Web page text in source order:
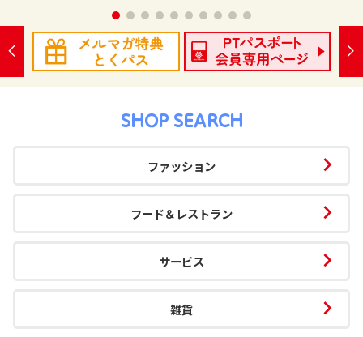
SHOP SEARCH
ファッション
フード＆レストラン
サービス
雑貨